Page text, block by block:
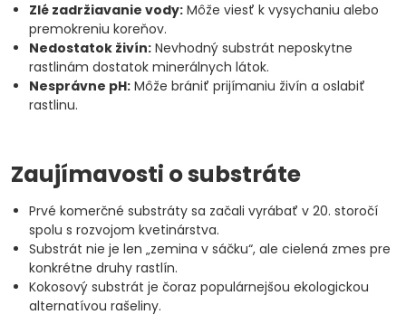
Zlé zadržiavanie vody: Môže viesť k vysychaniu alebo
premokreniu koreňov.
Nedostatok živín: Nevhodný substrát neposkytne
rastlinám dostatok minerálnych látok.
Nesprávne pH: Môže brániť prijímaniu živín a oslabiť
rastlinu.
Zaujímavosti o substráte
Prvé komerčné substráty sa začali vyrábať v 20. storočí
spolu s rozvojom kvetinárstva.
Substrát nie je len „zemina v sáčku“, ale cielená zmes pre
konkrétne druhy rastlín.
Kokosový substrát je čoraz populárnejšou ekologickou
alternatívou rašeliny.